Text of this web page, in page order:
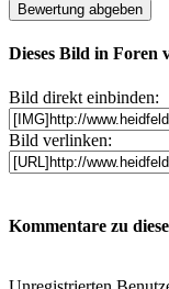
Dieses Bild in Foren
Bild direkt einbinden:
Bild verlinken:
Kommentare zu